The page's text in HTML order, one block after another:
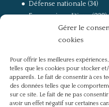
Gérer le
cookies
Pour offrir les meilleures
telles que les cookies pour stocker
appareils. Le fait de consentir à ces
des données telles que le
sur ce site. Le fait de ne pas
avoir un effet négatif sur certaines
Défense nationale (34)
Economie politique(238)
(168)
La guerre, la Résistance
Non classé(42)
Partis politiques,
Présentation(4)
Références(57)